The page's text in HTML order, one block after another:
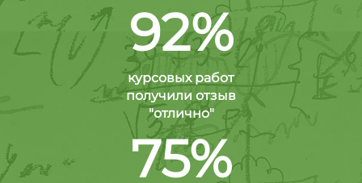
92%
курсовых работ
получили отзыв
"отлично"
75%